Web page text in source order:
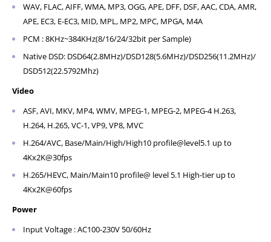
WAV, FLAC, AIFF, WMA, MP3, OGG, APE, DFF, DSF, AAC, CDA, AMR,
APE, EC3, E-EC3, MID, MPL, MP2, MPC, MPGA, M4A
PCM : 8KHz~384KHz(8/16/24/32bit per Sample)
Native DSD: DSD64(2.8MHz)/DSD128(5.6MHz)/DSD256(11.2MHz)/
DSD512(22.5792Mhz)
Video
ASF, AVI, MKV, MP4, WMV, MPEG-1, MPEG-2, MPEG-4 H.263,
H.264, H.265, VC-1, VP9, VP8, MVC
H.264/AVC, Base/Main/High/High10 profile@level5.1 up to
4Kx2K@30fps
H.265/HEVC, Main/Main10 profile@ level 5.1 High-tier up to
4Kx2K@60fps
Power
Input Voltage : AC100-230V 50/60Hz